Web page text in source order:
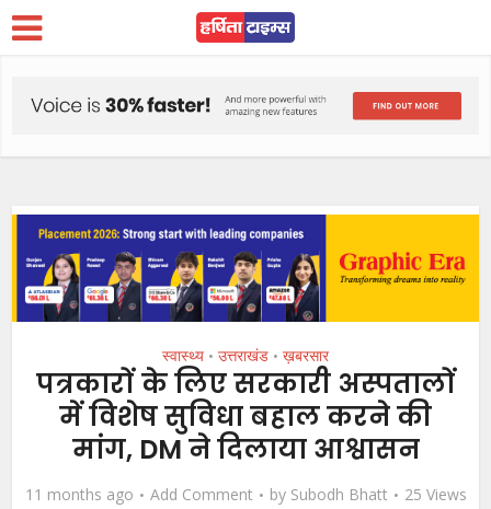
स्वास्थ्य • उत्तराखंड • ख़बरसार
पत्रकारों के लिए सरकारी अस्पतालों
में विशेष सुविधा बहाल करने की
मांग, DM ने दिलाया आश्वासन
11 months ago Add Comment by Subodh Bhatt 25 Views